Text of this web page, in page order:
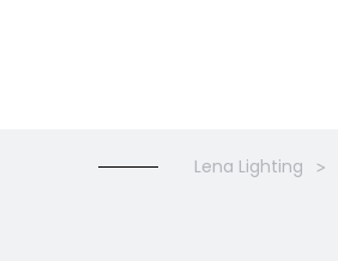
Lena Lighting